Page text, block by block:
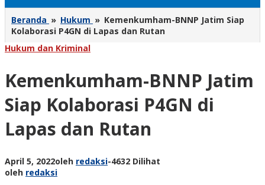
Beranda » Hukum » Kemenkumham-BNNP Jatim Siap
Kolaborasi P4GN di Lapas dan Rutan
Hukum dan Kriminal
Kemenkumham-BNNP Jatim
Siap Kolaborasi P4GN di
Lapas dan Rutan
April 5, 2022oleh redaksi-4632 Dilihat
oleh redaksi